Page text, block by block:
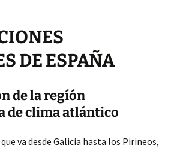
DE ESPAÑA
de la regíón
de clima atlántico
va desde Galicia hasta los Pirineos,